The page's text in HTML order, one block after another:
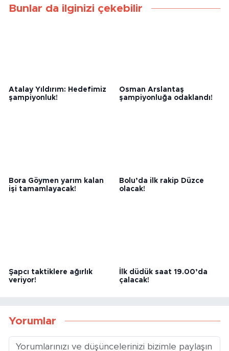
Bunlar da ilginizi çekebilir
Atalay Yıldırım: Hedefimiz
şampiyonluk!
Osman Arslantaş
şampiyonluğa odaklandı!
Bora Göymen yarım kalan
işi tamamlayacak!
Bolu’da ilk rakip Düzce
olacak!
Şapcı taktiklere ağırlık
veriyor!
İlk düdük saat 19.00’da
çalacak!
Yorumlar